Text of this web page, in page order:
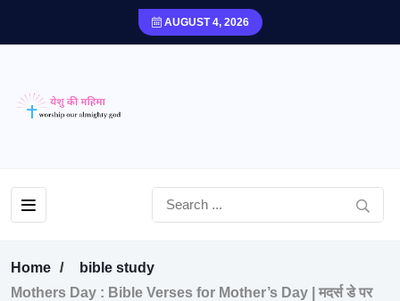
AUGUST 4, 2026
Home
bible study
Mothers Day : Bible Verses for Mother’s Day | मदर्स डे पर